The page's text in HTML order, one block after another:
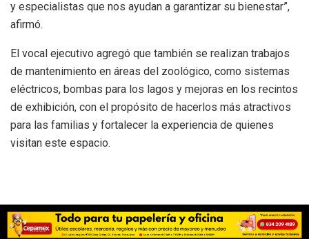
y especialistas que nos ayudan a garantizar su bienestar”,
afirmó.
El vocal ejecutivo agregó que también se realizan trabajos
de mantenimiento en áreas del zoológico, como sistemas
eléctricos, bombas para los lagos y mejoras en los recintos
de exhibición, con el propósito de hacerlos más atractivos
para las familias y fortalecer la experiencia de quienes
visitan este espacio.